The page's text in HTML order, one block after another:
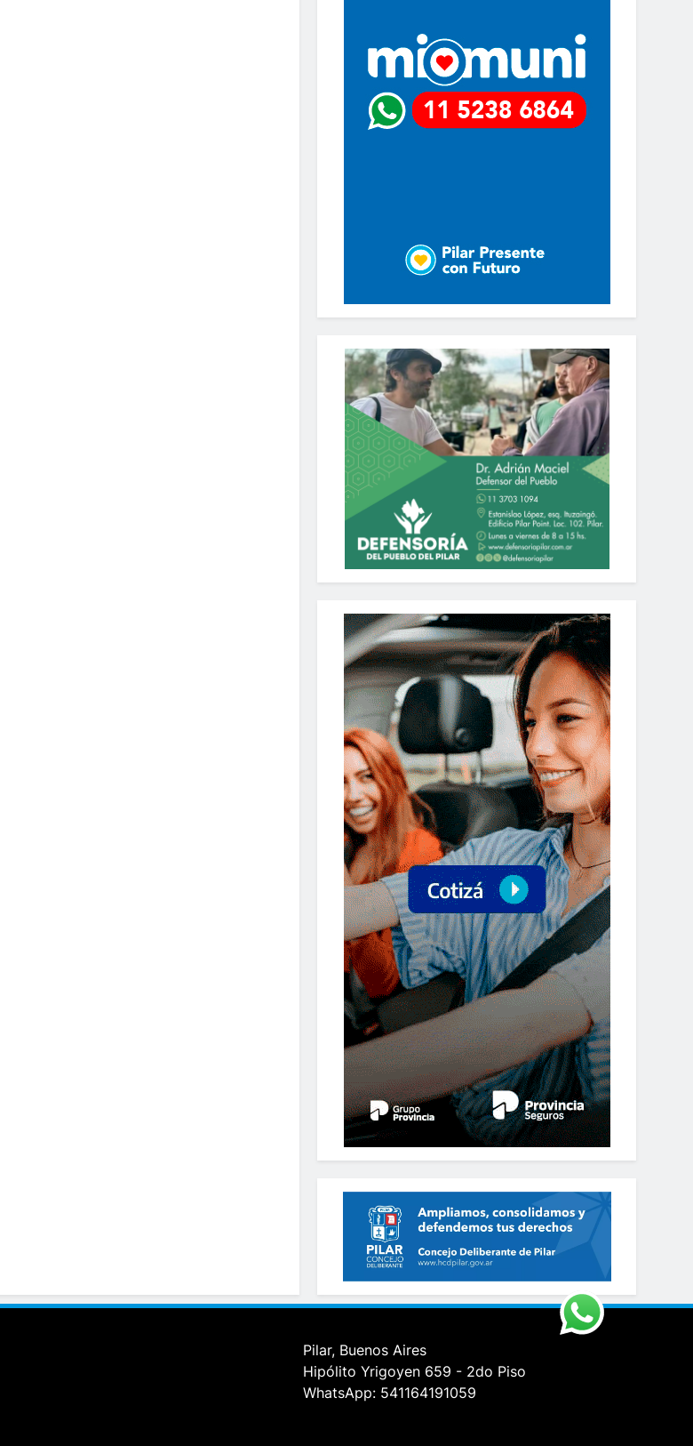
Pilar, Buenos Aires
Hipólito Yrigoyen 659 - 2do Piso
WhatsApp: 541164191059